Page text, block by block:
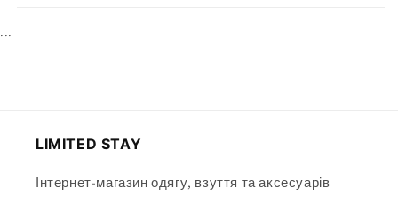
...
LIMITED STAY
Інтернет-магазин одягу, взуття та аксесуарів